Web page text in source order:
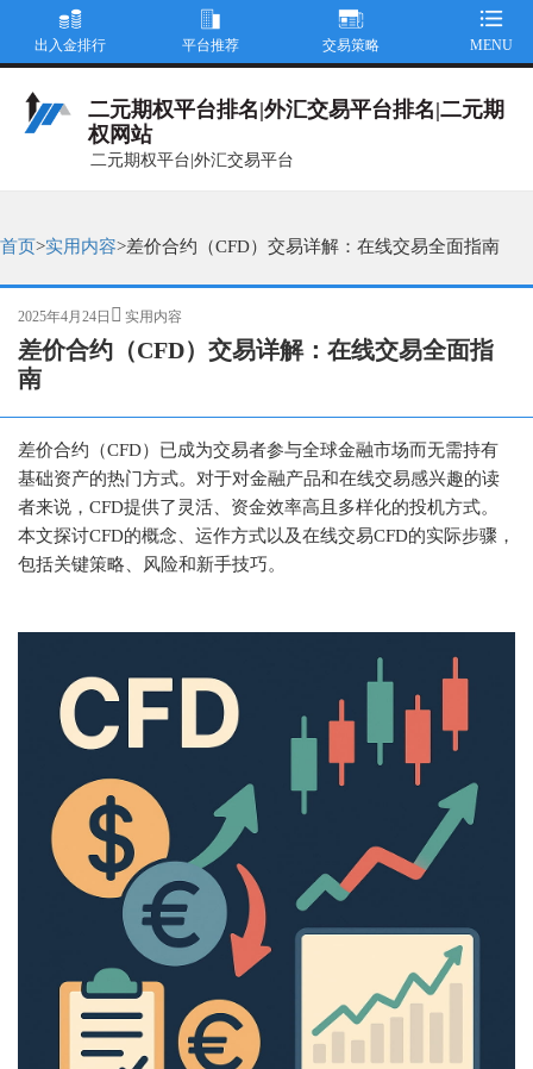
二元期权平台排名|外汇交易平台排名|二元期
权网站
二元期权平台|外汇交易平台
出入金排行 平台推荐 交易策略 MENU
首页>实用内容>差价合约（CFD）交易详解：在线交易全面指南
发
布
于
2025年4月24日
分
类
实用内容
差价合约（CFD）交易详解：在线交易全面指
南
差价合约（CFD）已成为交易者参与全球金融市场而无需持有
基础资产的热门方式。对于对金融产品和在线交易感兴趣的读
者来说，CFD提供了灵活、资金效率高且多样化的投机方式。
本文探讨CFD的概念、运作方式以及在线交易CFD的实际步骤，
包括关键策略、风险和新手技巧。